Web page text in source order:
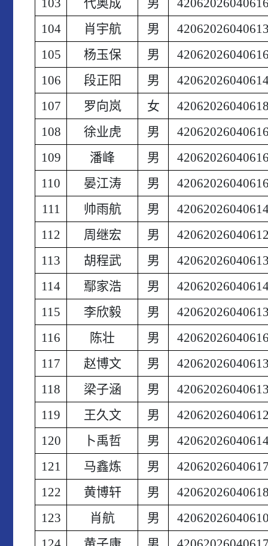
103
代奥成 男
104
肖宇航 男
105
杨玉保 男
106
段正阳 男
107
罗向岚 女
108
徐业虎 男
109
潘峰 男
110
晏江涛 男
111
帅雨航 男
112
周继宏 男
113
胡程武 男
114
鄢家浩 男
115
李欣毅 男
116
陈壮 男
117
赵博文 男
118
梁子涵 男
119
王久文 男
120
卜禹哲 男
121
马鑫炼 男
122
黄博轩 男
123
肖航 男